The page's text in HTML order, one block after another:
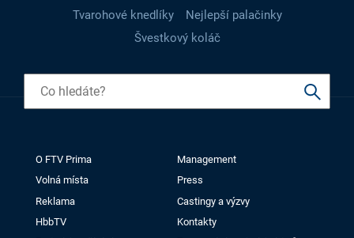
Tvarohové knedlíky
Nejlepší palačinky
Švestkový koláč
O FTV Prima
Management
Volná místa
Press
Reklama
Castingy a výzvy
HbbTV
Kontakty